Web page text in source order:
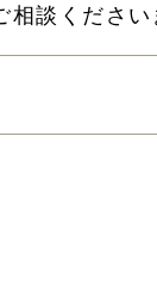
談ください